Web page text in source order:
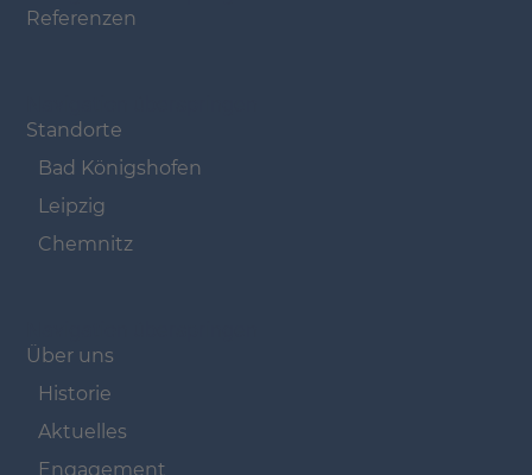
Referenzen
Standorte
Bad Königshofen
Leipzig
Chemnitz
Über uns
Historie
Aktuelles
Engagement